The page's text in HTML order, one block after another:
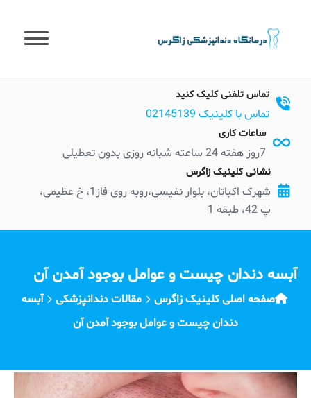
content
تماس تلفنی کلیک کنید
تماس با کلینیک 02145139
ساعات کاری
7روز هفته 24 ساعته شبانه روزی بدون تعطیلی
نشانی کلینیک زاگرس
شهرک اکباتان، بلوار نفیسی،روبه روی فاز1، خ عظیمی،
پ 42، طبقه 1
آبسه دندان چیست و عوامل بوجود آمدن آن
صفحه اصلی کلینیک زاگرس مقالات دندانپزشکی
آبسه
دندان چیست و عوامل بوجود آمدن آن